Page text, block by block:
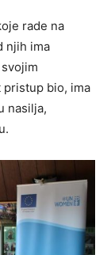
rade na
njih ima
bio, ima
nasilja,